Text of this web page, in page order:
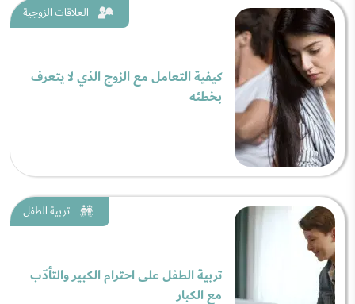
العلاقات الزوجية
كيفية التعامل مع الزوج الذي لا يتعرف
بخطئه
تربية الطفل
تربية الطفل على احترام الكبير والتأدّب
مع الكبار